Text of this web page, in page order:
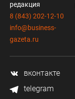
редакция
8 (843) 202-12-10
info@business-
gazeta.ru
вконтакте
telegram